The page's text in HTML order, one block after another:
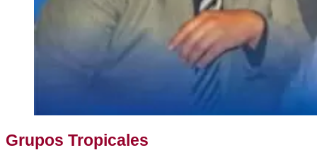
Grupos Tropicales